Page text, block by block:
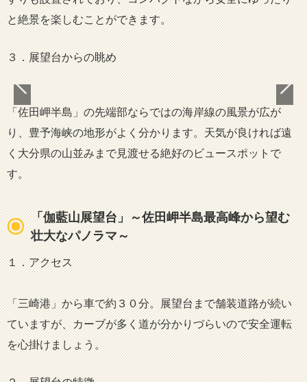
と絶景を楽しむことができます。
３．展望台からの眺め
「佐田岬半島」の先端部ならではの海岸線の風景が広が
り、豊予海峡の地形がよく分かります。天気が良ければ遠
く大分県の山並みまで見渡せる絶好のビュースポットで
す。
「伽藍山展望台」～佐田岬半島最高峰から望む
壮大なパノラマ～
１．アクセス
「三崎港」から車で約３０分。展望台まで舗装道路が続い
ていますが、カーブが多く道が分かりづらいので安全運転
を心掛けましょう。